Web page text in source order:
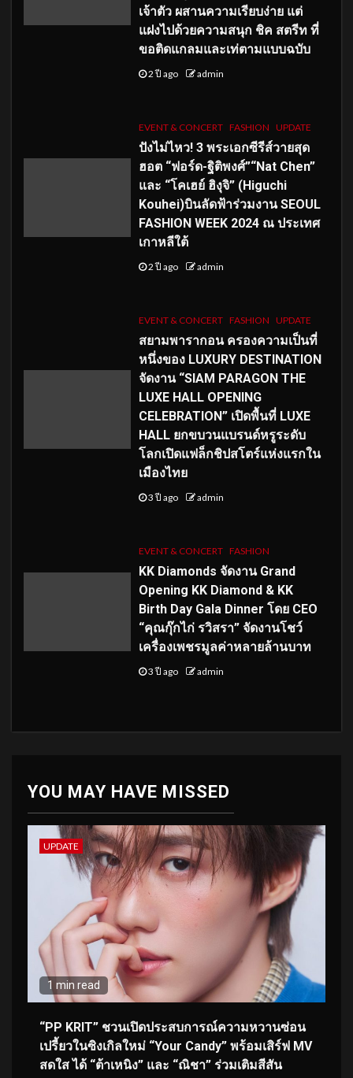
เจ้าตัว ผสานความเรียบง่าย แต่
แฝงไปด้วยความสนุก ชิค สตรีท ที่
ขอติดแกลมและเท่ตามแบบฉบับ
2 ปี ago admin
EVENT & CONCERT FASHION UPDATE
ปังไม่ไหว! 3 พระเอกซีรีส์วายสุด
ฮอต “ฟอร์ด-ฐิติพงศ์”“Nat Chen”
และ “โคเฮย์ ฮิงุจิ” (Higuchi
Kouhei)บินลัดฟ้าร่วมงาน SEOUL
FASHION WEEK 2024 ณ ประเทศ
เกาหลีใต้
2 ปี ago admin
EVENT & CONCERT FASHION UPDATE
สยามพารากอน ครองความเป็นที่
หนึ่งของ LUXURY DESTINATION
จัดงาน “SIAM PARAGON THE
LUXE HALL OPENING
CELEBRATION” เปิดพื้นที่ LUXE
HALL ยกขบวนแบรนด์หรูระดับ
โลกเปิดแฟล็กชิปสโตร์แห่งแรกใน
เมืองไทย
3 ปี ago admin
EVENT & CONCERT FASHION
KK Diamonds จัดงาน Grand
Opening KK Diamond & KK
Birth Day Gala Dinner โดย CEO
“คุณกุ๊กไก่ รวิสรา” จัดงานโชว์
เครื่องเพชรมูลค่าหลายล้านบาท
3 ปี ago admin
YOU MAY HAVE MISSED
UPDATE
1 min read
“PP KRIT” ชวนเปิดประสบการณ์ความหวานซ่อน
เปรี้ยวในซิงเกิลใหม่ “Your Candy” พร้อมเสิร์ฟ MV
สดใส ได้ “ต้าเหนิง” และ “ณิชา” ร่วมเติมสีสัน